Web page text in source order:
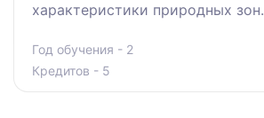
характеристики природных зон.
Год обучения - 2
Кредитов - 5